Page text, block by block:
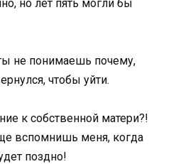
но лет пять могли бы
не понимаешь почему,
чтобы уйти.
к собственной матери?!
вспомнишь меня, когда
поздно!